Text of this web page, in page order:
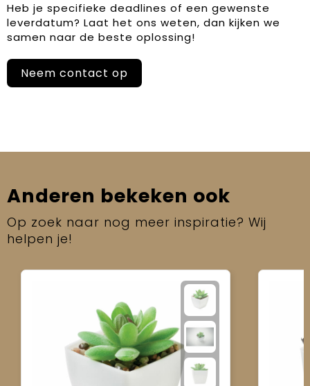
Heb je specifieke deadlines of een gewenste
leverdatum? Laat het ons weten, dan kijken we
samen naar de beste oplossing!
Neem contact op
Anderen bekeken ook
Op zoek naar nog meer inspiratie? Wij
helpen je!